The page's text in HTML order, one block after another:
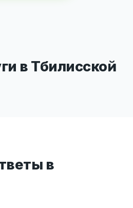
в Тбилисской
в